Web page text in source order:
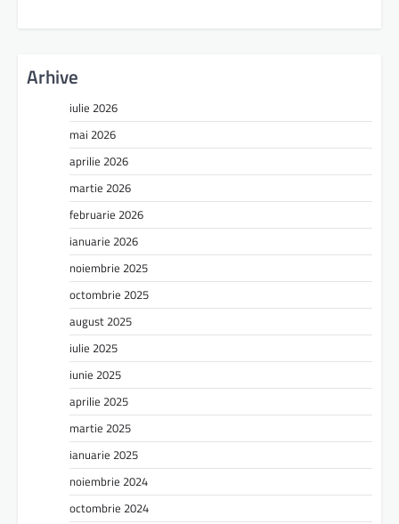
Arhive
iulie 2026
mai 2026
aprilie 2026
martie 2026
februarie 2026
ianuarie 2026
noiembrie 2025
octombrie 2025
august 2025
iulie 2025
iunie 2025
aprilie 2025
martie 2025
ianuarie 2025
noiembrie 2024
octombrie 2024